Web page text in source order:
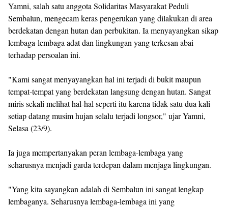
Yamni, salah satu anggota Solidaritas Masyarakat Peduli
Sembalun, mengecam keras pengerukan yang dilakukan di area
berdekatan dengan hutan dan perbukitan. Ia menyayangkan sikap
lembaga-lembaga adat dan lingkungan yang terkesan abai
terhadap persoalan ini.
"Kami sangat menyayangkan hal ini terjadi di bukit maupun
tempat-tempat yang berdekatan langsung dengan hutan. Sangat
miris sekali melihat hal-hal seperti itu karena tidak satu dua kali
setiap datang musim hujan selalu terjadi longsor," ujar Yamni,
Selasa (23/9).
Ia juga mempertanyakan peran lembaga-lembaga yang
seharusnya menjadi garda terdepan dalam menjaga lingkungan.
"Yang kita sayangkan adalah di Sembalun ini sangat lengkap
lembaganya. Seharusnya lembaga-lembaga ini yang